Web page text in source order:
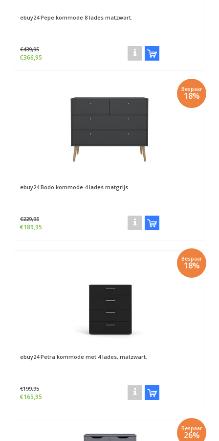
ebuy24Pepe kommode 8 lades matzwart.
€439,95
€366,95
Bespaar
18%
ebuy24Bodo kommode 4 lades matgrijs.
€229,95
€189,95
Bespaar
18%
ebuy24Petra kommode met 4 lades, matzwart.
€199,95
€165,95
Bespaar
26%